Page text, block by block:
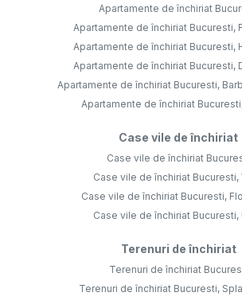
Apartamente de închiriat
Apartamente de închiriat Bucuresti,
Apartamente de închiriat Bucuresti,
Apartamente de închiriat Bucuresti,
Apartamente de închiriat Bucuresti,
Apartamente de închiriat
Case vile de închiriat
Case vile de închiriat
Case vile de închiriat Bucuresti,
Case vile de închiriat Bucuresti,
Case vile de închiriat Bucuresti,
Terenuri de închiriat
Terenuri de închiriat
Terenuri de închiriat Bucuresti,